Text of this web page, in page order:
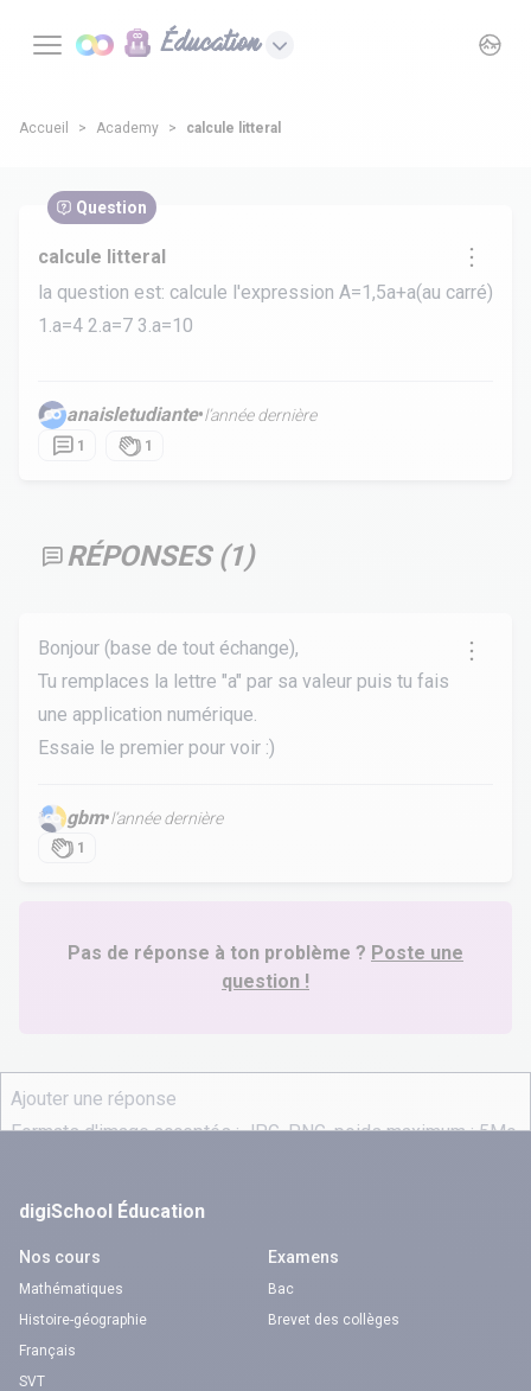
Éducation
Accueil Academy calcule litteral
Question
calcule litteral
la question est: calcule l'expression A=1,5a+a(au carré)
1.a=4 2.a=7 3.a=10
anaisletudiante•l’année dernière
1 1
RÉPONSES (1)
Bonjour (base de tout échange),
Tu remplaces la lettre "a" par sa valeur puis tu fais
une application numérique.
Essaie le premier pour voir :)
gbm•l’année dernière
1
Pas de réponse à ton problème ? Poste une
question !
digiSchool Éducation
Nos cours
Mathématiques
Histoire-géographie
Français
SVT
Examens
Bac
Brevet des collèges